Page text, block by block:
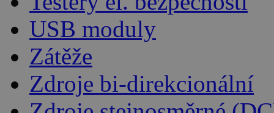
USB moduly
Zátěže
Zdroje bi-direkcionální